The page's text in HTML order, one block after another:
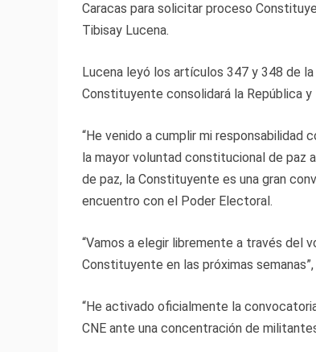
Caracas para solicitar proceso
Tibisay Lucena.
Lucena leyó los artículos 347 y 348 de
Constituyente consolidará la República y
“He venido a cumplir mi responsabilidad
la mayor voluntad constitucional de paz
de paz, la Constituyente es una gran
encuentro con el Poder Electoral.
“Vamos a elegir libremente a través del
Constituyente en las próximas semanas”,
“He activado oficialmente la
CNE ante una concentración de